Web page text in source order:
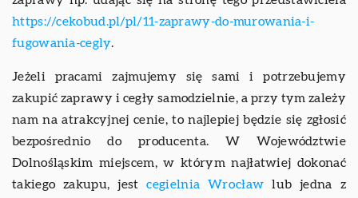
https://cekobud.pl/pl/11-zaprawy-do-murowania-i-
fugowania-cegly.
Jeżeli pracami zajmujemy się sami i potrzebujemy
zakupić zaprawy i cegły samodzielnie, a przy tym zależy
nam na atrakcyjnej cenie, to najlepiej będzie się zgłosić
bezpośrednio do producenta. W Województwie
Dolnośląskim miejscem, w którym najłatwiej dokonać
takiego zakupu, jestcegielnia Wrocław lub jedna z